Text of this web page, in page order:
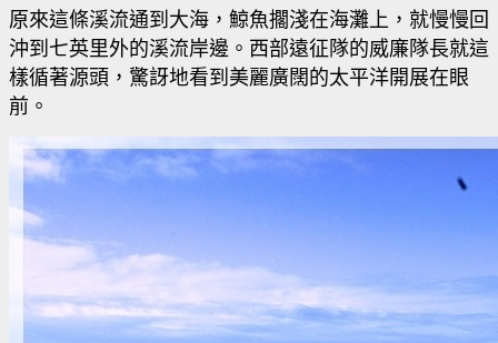
原來這條溪流通到大海，鯨魚擱淺在海灘上，就慢慢回
沖到七英里外的溪流岸邊。西部遠征隊的威廉隊長就這
樣循著源頭，驚訝地看到美麗廣闊的太平洋開展在眼
前。